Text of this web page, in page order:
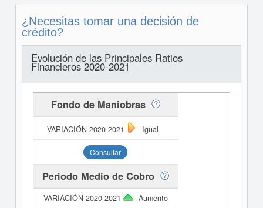
¿Necesitas tomar una decisión de
crédito?
Evolución de las Principales Ratios
Financieros 2020-2021
Fondo de Maniobras
Igual
Consultar
Periodo Medio de Cobro
Aumento